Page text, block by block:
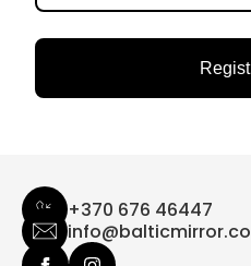
+370 676 46447